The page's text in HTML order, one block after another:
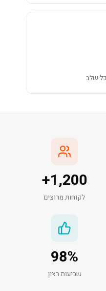
שלב
1,200
+
לקוחות מרוצים
98%
שביעות רצון